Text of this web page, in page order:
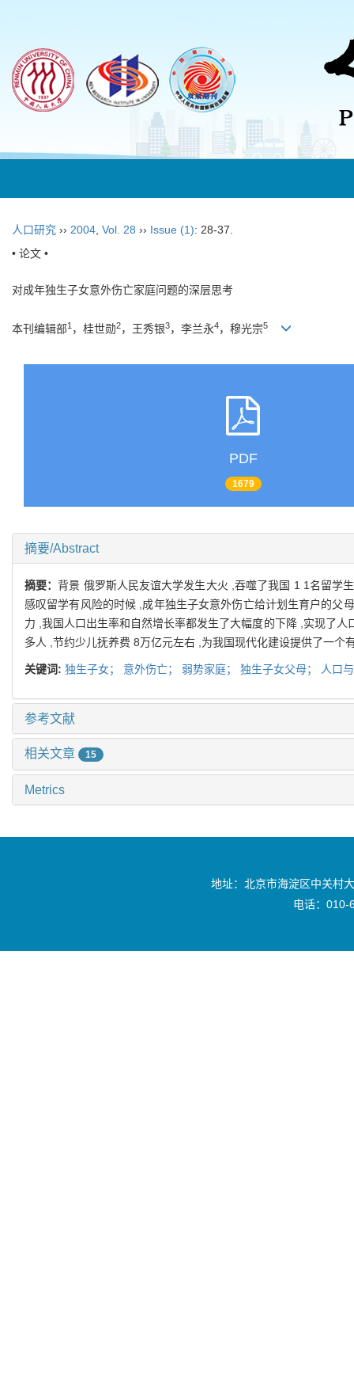
人口研究 ›› 2004 Vol. 28 ›› Issue (1): 28-37.
• 论文 •
对成年独生子女意外伤亡家庭问题的深层思考
本刊编辑部1 ，桂世勋2，王秀银3，李兰永4，穆光宗5
PDF
1679
摘要/Abstract
摘要：背景 俄罗斯人民友谊大学发生大火 ,吞噬了我国 1 1名留学
感叹留学有风险的时候 ,成年独生子女意外伤亡给计划生育户的父
力 ,我国人口出生率和自然增长率都发生了大幅度的下降 ,实现了
多人 ,节约少儿抚养费 8万亿元左右 ,为我国现代化建设提供了一个
关键词: 独生子女； 意外伤亡； 弱势家庭； 独生子女父母； 人口
参考文献
相关文章 15
Metrics
地址：北京市海淀区中关村
电话：